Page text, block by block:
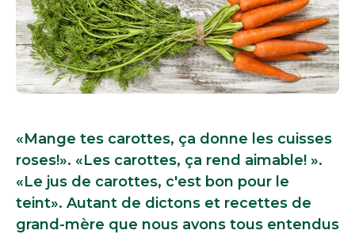
«Mange tes carottes, ça donne les cuisses
roses!». «Les carottes, ça rend aimable! ».
«Le jus de carottes, c'est bon pour le
teint». Autant de dictons et recettes de
grand-mère que nous avons tous entendus